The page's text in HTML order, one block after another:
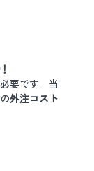
要です。当
外注コスト